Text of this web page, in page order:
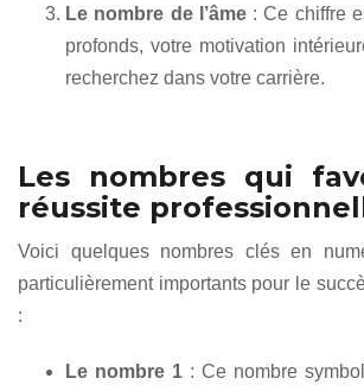
Le nombre de l’âme: Ce chiffre
profonds, votre motivation
recherchez dans votre carrière.
Les nombres qui
réussite
Voici quelques nombres clés en
particulièrement importants pour le
:
Le nombre 1 : Ce nombre